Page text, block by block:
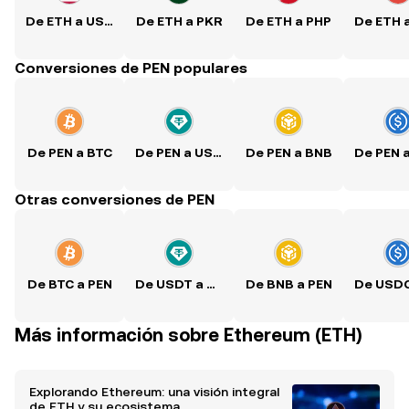
De ETH a USD De ETH a PKR De ETH a PHP De ETH
Conversiones de PEN populares
De PEN a BTC De PEN a USDT De PEN a BNB
Otras conversiones de PEN
De BTC a PEN De USDT a PEN De BNB a PEN
Más información sobre Ethereum (ETH)
Explorando Ethereum: una visión integral